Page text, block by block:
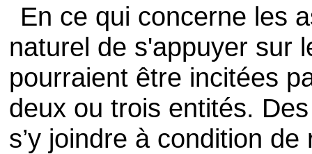
En ce qui concerne les
naturel de s'appuyer sur
pourraient être incitées
deux ou trois entités.
s’y joindre à condition